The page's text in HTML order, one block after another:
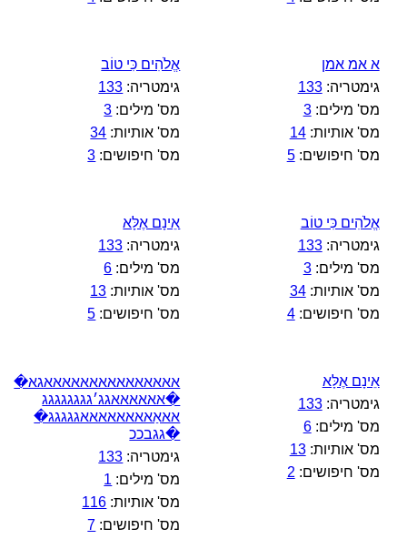
א אמ אמן
גימטריה:133
מס' מילים:3
מס' אותיות:14
מס' חיפושים:5
אֱלֹהִים כִּי טוֹב
גימטריה: 133
מס' מילים: 3
מס' אותיות: 34
מס' חיפושים: 3
אֱלֹהִים כִּי טוֹב
גימטריה:133
מס' מילים:3
מס' אותיות:34
מס' חיפושים:4
אֵינָם אֶלָּא
גימטריה: 133
מס' מילים: 6
מס' אותיות: 13
מס' חיפושים: 5
אֵינָם אֶלָּא
גימטריה:133
מס' מילים:6
מס' אותיות:13
מס' חיפושים: 2
אאאאאאאאאאאאאאאגא�
�אאאאאאגג׳גגגגגגגג
אאאַאאאאאאאאגגגגג�
�גגבככ
גימטריה: 133
מס' מילים: 1
מס' אותיות: 116
מס' חיפושים: 7